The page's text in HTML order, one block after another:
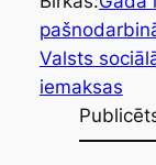
Valsts
iemaksas